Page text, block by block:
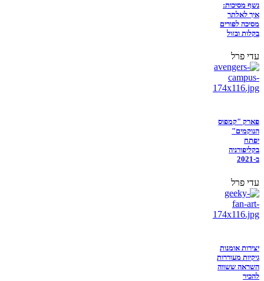
נשף מסיכות:
איך לאלתר
מסיכה לפורים
בקלות ובזול
עדי פרל
פארק "קמפוס
הנוקמים"
יפתח
בקליפורניה
ב-2021
עדי פרל
יצירות אומנות
גיקיות מעוררות
השראה ששווה
להכיר